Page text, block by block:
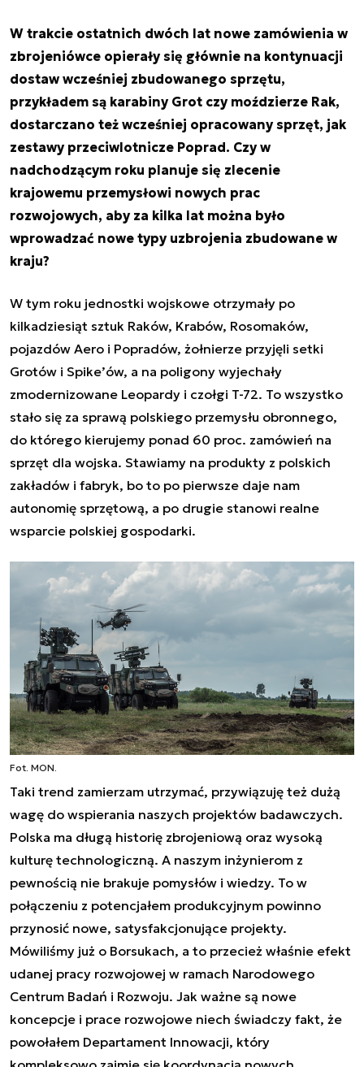
W trakcie ostatnich dwóch lat nowe zamówienia w
zbrojeniówce opierały się głównie na kontynuacji
dostaw wcześniej zbudowanego sprzętu,
przykładem są karabiny Grot czy moździerze Rak,
dostarczano też wcześniej opracowany sprzęt, jak
zestawy przeciwlotnicze Poprad. Czy w
nadchodzącym roku planuje się zlecenie
krajowemu przemysłowi nowych prac
rozwojowych, aby za kilka lat można było
wprowadzać nowe typy uzbrojenia zbudowane w
kraju?
W tym roku jednostki wojskowe otrzymały po
kilkadziesiąt sztuk Raków, Krabów, Rosomaków,
pojazdów Aero i Popradów, żołnierze przyjęli setki
Grotów i Spike’ów, a na poligony wyjechały
zmodernizowane Leopardy i czołgi T-72. To wszystko
stało się za sprawą polskiego przemysłu obronnego,
do którego kierujemy ponad 60 proc. zamówień na
sprzęt dla wojska. Stawiamy na produkty z polskich
zakładów i fabryk, bo to po pierwsze daje nam
autonomię sprzętową, a po drugie stanowi realne
wsparcie polskiej gospodarki.
Fot. MON.
Taki trend zamierzam utrzymać, przywiązuję też dużą
wagę do wspierania naszych projektów badawczych.
Polska ma długą historię zbrojeniową oraz wysoką
kulturę technologiczną. A naszym inżynierom z
pewnością nie brakuje pomysłów i wiedzy. To w
połączeniu z potencjałem produkcyjnym powinno
przynosić nowe, satysfakcjonujące projekty.
Mówiliśmy już o Borsukach, a to przecież właśnie efekt
udanej pracy rozwojowej w ramach Narodowego
Centrum Badań i Rozwoju. Jak ważne są nowe
koncepcje i prace rozwojowe niech świadczy fakt, że
powołałem Departament Innowacji, który